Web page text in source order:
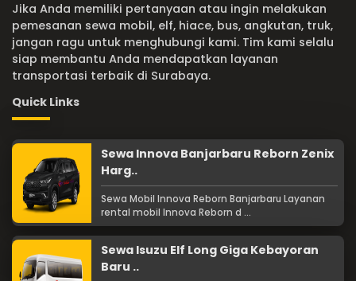
Jika Anda memiliki pertanyaan atau ingin melakukan
pemesanan sewa mobil, elf, hiace, bus, angkutan, truk,
jangan ragu untuk menghubungi kami. Tim kami selalu
siap membantu Anda mendapatkan layanan
transportasi terbaik di Surabaya.
Quick Links
Sewa Innova Banjarbaru Reborn Zenix
Harg..
Sewa Mobil Innova Reborn Banjarbaru Layanan
rental mobil Innova Reborn d ...
Sewa Isuzu Elf Long Giga Kebayoran
Baru ..